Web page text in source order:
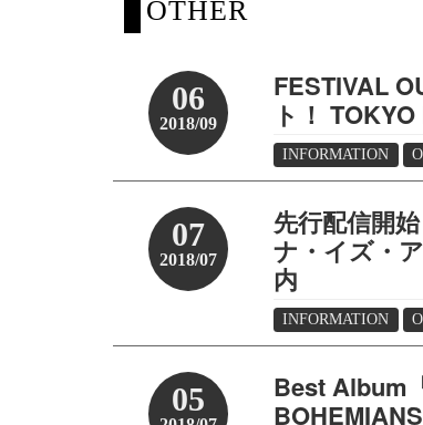
OTHER
06
2018/09
FESTIVAL
ト！
INFORMATION
07
2018/07
先行配信開
ナ・イズ・
内
INFORMATION
05
Best Album